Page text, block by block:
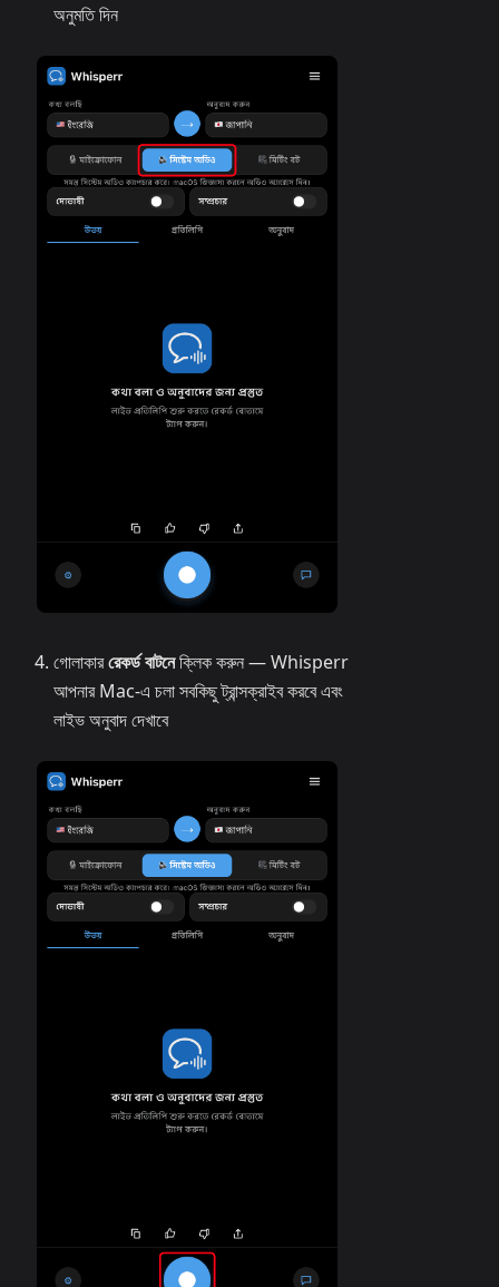
অনুমতি দিন
গোলাকাররেকর্ড বাটনেক্লিক করুন — Whisperr
আপনার Mac-এ চলা সবকিছু ট্রান্সক্রাইব করবে এবং
লাইভ অনুবাদ দেখাবে